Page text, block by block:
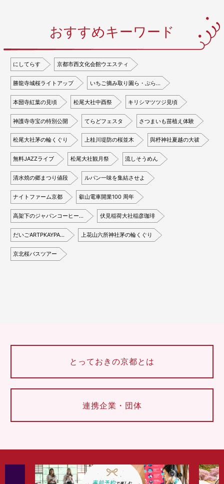
おすすめキーワード
にしてらす 京都市西文化会館ウエスティ
勝龍寺城桜ライトアップ いちご摘み取り園ら・ぷら…
本圀寺紅葉の見頃 松尾大社中酉祭 キリシマツツジ見頃
神護寺寺宝の特別公開 てらどフェスタ さつまいも苗植え体験
松尾大社茅の輪くぐり 上桂川堤防の桜並木 與杼神社夏越の大祓
無料JAZZライブ 松尾大社観月祭 流しそうめん
清水焼の郷まつり値段 ルパン一味を集結させよ
ナイトファーム京都 叡山電車開業100 周年
高架下のジャパンコーヒー… 伏見稲荷大社稲彦珈琲
だいごARTPKAYPA… 上花山六所神社茅の輪くぐり
京北桜バスツアー
とっておきの京都とは
連携企業・団体